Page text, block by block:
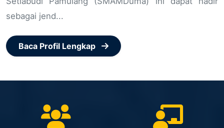
sebagai jend...
Baca Profil Lengkap